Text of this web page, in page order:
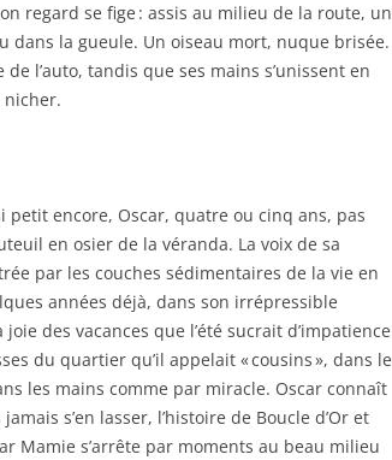
regard se fige : assis au milieu de la route, un
dans la gueule. Un oiseau mort, nuque brisée.
l’auto, tandis que ses mains s’unissent en
nicher.
petit encore, Oscar, quatre ou cinq ans, pas
en osier de la véranda. La voix de sa
par les couches sédimentaires de la vie en
années déjà, dans son irrépressible
des vacances que l’été sucrait d’impatience
du quartier qu’il appelait « cousins », dans le
les mains comme par miracle. Oscar connaît
s’en lasser, l’histoire de Boucle d’Or et
Mamie s’arrête par moments au beau milieu